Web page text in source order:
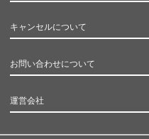
キャンセルについて
お問い合わせについて
運営会社